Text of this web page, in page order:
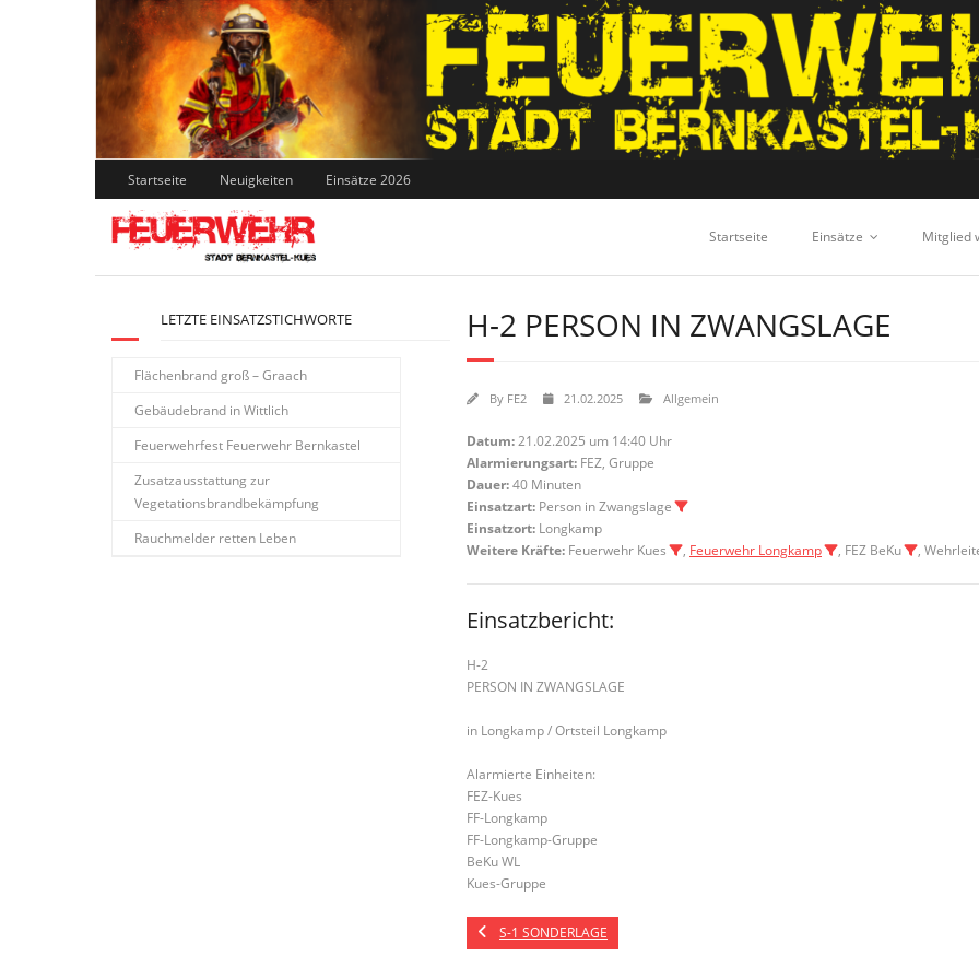
Skip
to
content
Startseite Neuigkeiten Einsätze 2026
Startseite Einsätze Mitglied
H-2 PERSON IN ZWANGSLAGE
By FE2 21.02.2025 Allgemein
Datum:21.02.2025 um 14:40 Uhr
Alarmierungsart: FEZ, Gruppe
Dauer:40 Minuten
Einsatzart: Person in Zwangslage
Einsatzort: Longkamp
Weitere Kräfte: Feuerwehr Kues , Feuerwehr Longkamp , FEZ BeKu ,
Einsatzbericht:
H-2
PERSON IN ZWANGSLAGE
in Longkamp / Ortsteil Longkamp
Alarmierte Einheiten:
FEZ-Kues
FF-Longkamp
FF-Longkamp-Gruppe
BeKu WL
Kues-Gruppe
S-1 SONDERLAGE
LETZTE EINSATZSTICHWORTE
Flächenbrand groß – Graach
Gebäudebrand in Wittlich
Feuerwehrfest Feuerwehr Bernkastel
Zusatzausstattung zur
Vegetationsbrandbekämpfung
Rauchmelder retten Leben